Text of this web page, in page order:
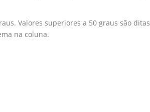
Valores superiores a 50 graus são ditas
na coluna.